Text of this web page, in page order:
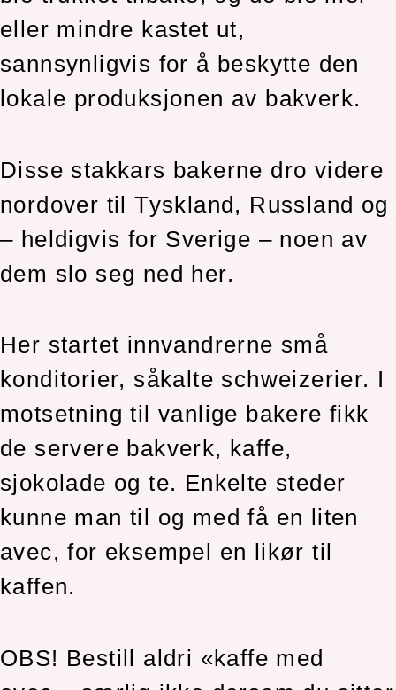
eller mindre kastet ut,
sannsynligvis for å beskytte den
lokale produksjonen av bakverk.
Disse stakkars bakerne dro videre
nordover til Tyskland, Russland og
– heldigvis for Sverige – noen av
dem slo seg ned her.
Her startet innvandrerne små
konditorier, såkalte schweizerier. I
motsetning til vanlige bakere fikk
de servere bakverk, kaffe,
sjokolade og te. Enkelte steder
kunne man til og med få en liten
avec, for eksempel en likør til
kaffen.
OBS! Bestill aldri «kaffe med